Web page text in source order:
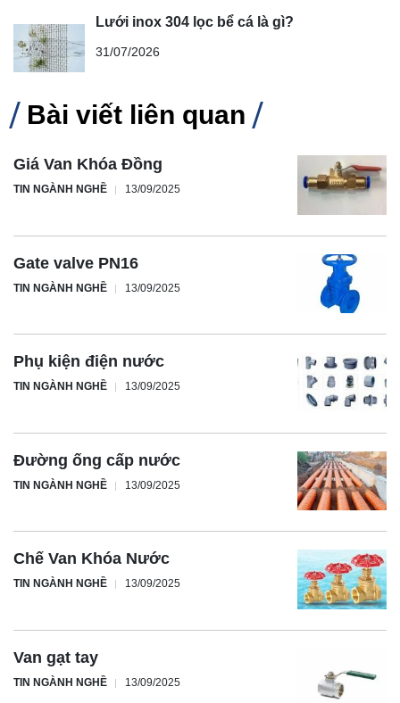
Lưới inox 304 lọc bể cá là gì?
31/07/2026
Bài viết liên quan
Giá Van Khóa Đồng
TIN NGÀNH NGHỀ 13/09/2025
Gate valve PN16
TIN NGÀNH NGHỀ 13/09/2025
Phụ kiện điện nước
TIN NGÀNH NGHỀ 13/09/2025
Đường ống cấp nước
TIN NGÀNH NGHỀ 13/09/2025
Chế Van Khóa Nước
TIN NGÀNH NGHỀ 13/09/2025
Van gạt tay
TIN NGÀNH NGHỀ 13/09/2025